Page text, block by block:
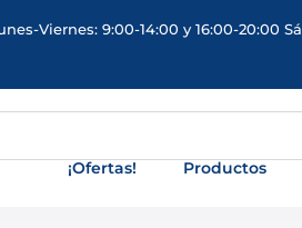
Viernes: 9:00-14:00 y 16:00-20:00
¡Ofertas! Productos